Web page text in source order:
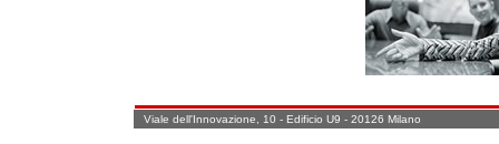
Viale dell'Innovazione, 10 - Edificio U9 - 20126 Milano